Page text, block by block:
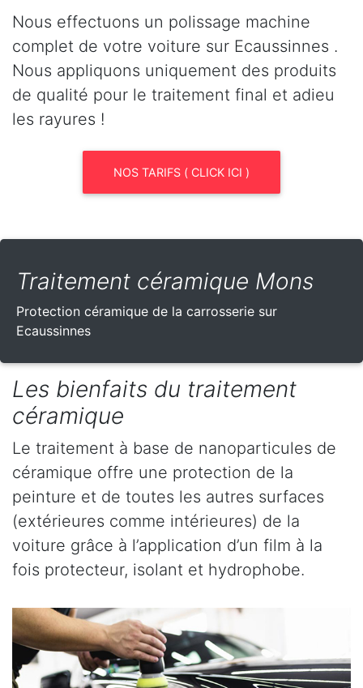
Nous effectuons un polissage machine
complet de votre voiture sur Ecaussinnes .
Nous appliquons uniquement des produits
de qualité pour le traitement final et adieu
les rayures !
NOS TARIFS ( CLICK ICI )
Traitement céramique Mons
Protection céramique de la carrosserie sur
Ecaussinnes
Les bienfaits du traitement
céramique
Le traitement à base de nanoparticules de
céramique offre une protection de la
peinture et de toutes les autres surfaces
(extérieures comme intérieures) de la
voiture grâce à l’application d’un film à la
fois protecteur, isolant et hydrophobe.